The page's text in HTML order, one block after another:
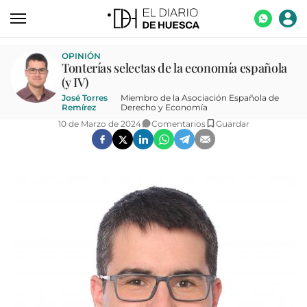
ACTUALIDAD
ECONOMÍA
TECNOLOGÍA
OPINIÓN
Tonterías selectas de la economía española
(y IV)
José Torres
Remírez
Miembro de la Asociación Española de
Derecho y Economía
10 de Marzo de 2024
Comentarios Guardar